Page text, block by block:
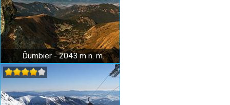
Ďumbier - 2043 m n. m.